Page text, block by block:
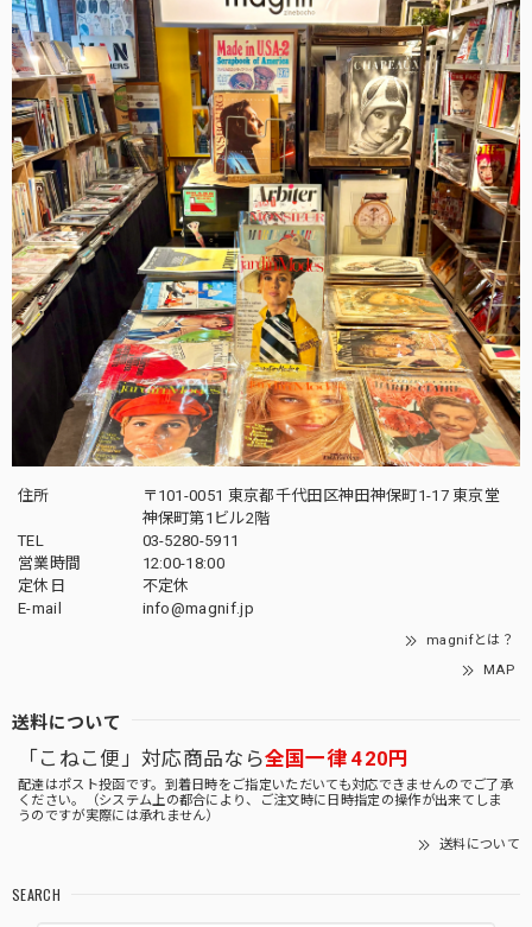
住所
〒101-0051 東京都千代田区神田神保町1-17 東京堂
神保町第1ビル2階
TEL
03-5280-5911
営業時間
12:00-18:00
定休日
不定休
E-mail
info@magnif.jp
magnifとは？
MAP
送料について
「こねこ便」対応商品なら全国一律 420円
配達はポスト投函です。到着日時をご指定いただいても対応できませんのでご了承
ください。（システム上の都合により、ご注文時に日時指定の操作が出来てしま
うのですが実際には承れません）
送料について
SEARCH